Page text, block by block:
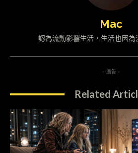
Mac
認為流動影響生活，生活也因為
- 廣告 -
Related